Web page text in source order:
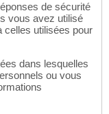
de sécurité
vous avez utilisé
celles utilisées pour
dans lesquelles
ou vous